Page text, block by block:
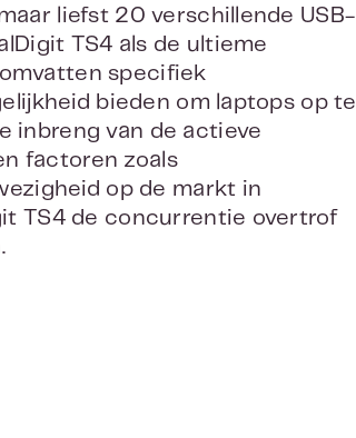
liefst 20 verschillende USB-
TS4 als de ultieme
specifiek
bieden om laptops op te
inbreng van de actieve
factoren zoals
op de markt in
TS4 de concurrentie overtrof